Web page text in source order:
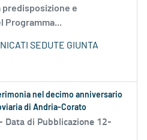
e
Programma...
SEDUTE GIUNTA
nel decimo anniversario
di Andria-Corato
Data di Pubblicazione 12-